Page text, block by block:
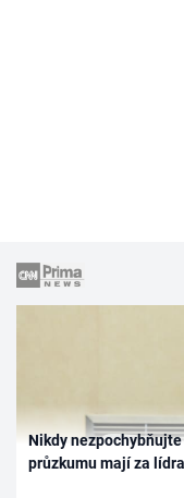
Nikdy
průzkumu mají za